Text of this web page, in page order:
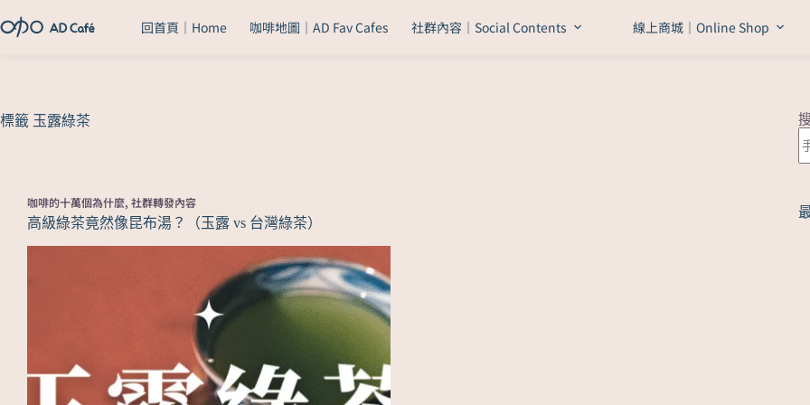
回首頁｜Home 咖啡地圖｜AD Fav Cafes 社群內容｜Social Contents 線上商城｜Online Shop
標籤 玉露綠茶
咖啡的十萬個為什麼, 社群轉發內容
高級綠茶竟然像昆布湯？（玉露 vs 台灣綠茶）